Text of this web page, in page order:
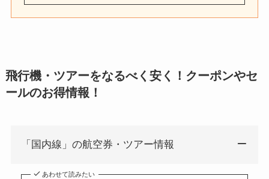
飛行機・ツアーをなるべく安く！クーポンやセ
ールのお得情報！
「国内線」の航空券・ツアー情報
あわせて読みたい